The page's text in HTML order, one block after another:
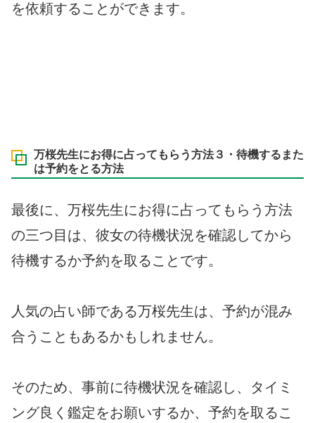
を依頼することができます。
万桜先生にお得に占ってもらう方法３・待機するまた
は予約をとる方法
最後に、万桜先生にお得に占ってもらう方法
の三つ目は、彼女の待機状況を確認してから
待機するか予約を取ることです。
人気の占い師である万桜先生は、予約が混み
合うこともあるかもしれません。
そのため、事前に待機状況を確認し、タイミ
ング良く鑑定をお願いするか、予約を取るこ